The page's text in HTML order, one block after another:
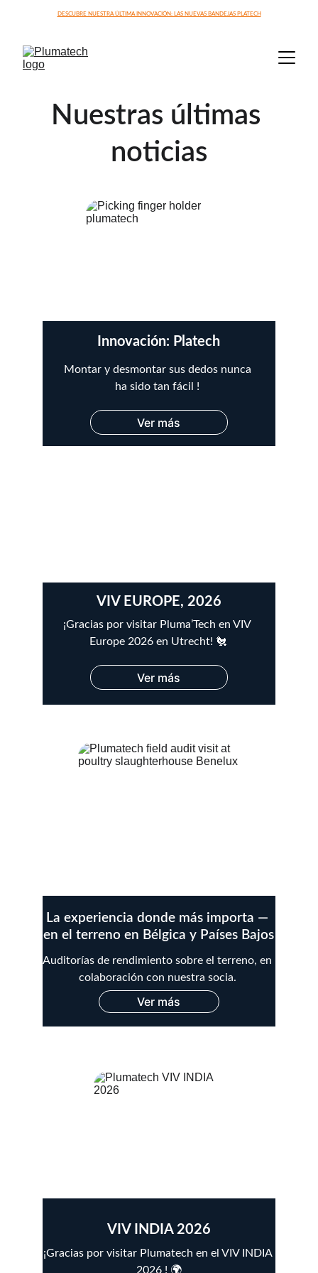
DESCUBRE NUESTRA ÚLTIMA INNOVACIÓN: LAS NUEVAS BANDEJAS PLATECH
Nuestras últimas
noticias
Innovación: Platech
Ver más
Montar y desmontar sus dedos nunca
ha sido tan fácil !
VIV EUROPE, 2026
¡Gracias por visitar Pluma’Tech en VIV
Europe 2026 en Utrecht! 🐔
Ver más
La experiencia donde más importa —
en el terreno en Bélgica y Países Bajos
Auditorías de rendimiento sobre el terreno, en
colaboración con nuestra socia.
Ver más
VIV INDIA 2026
¡Gracias por visitar Plumatech en el VIV INDIA
2026 ! 🌍